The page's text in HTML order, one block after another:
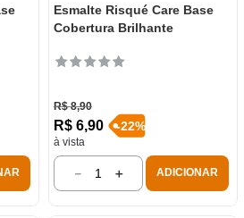
Esmalte Risqué Care Base
Cobertura Brilhante
R$ 8,90
R$ 6,90
à vista
-22%
＋
－ ADICIONAR